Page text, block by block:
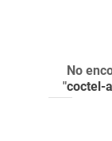
No
"coctel-